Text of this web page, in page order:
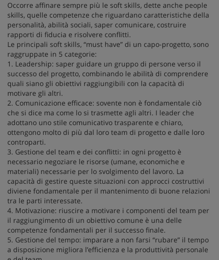
Occorre affinare sempre più le soft skills, dette anche people
skills, quelle competenze che riguardano caratteristiche della
personalità, abilità sociali, saper comunicare, costruire
rapporti di fiducia e risolvere conflitti.
Le principali soft skills, “must have” di un capo-progetto, sono
raggruppate in 5 categorie:
1. Leadership: saper guidare un gruppo di persone verso il
successo del progetto, combinando le abilità di comprendere
quali siano gli obiettivi raggiungibili con la capacità di
motivare gli altri.
2. Comunicazione efficace: sovente non è fondamentale ciò
che si dice ma come lo si trasmette agli altri. I leader che
adottano uno stile comunicativo trasparente e chiaro,
ottengono molto di più dal loro team di progetto e dalle loro
controparti.
3. Gestione del team e dei conflitti: in ogni progetto è
necessario negoziare le risorse (umane, economiche e
materiali) necessarie per lo svolgimento del lavoro. La
capacità di gestire queste situazioni con approcci costruttivi
diviene fondamentale per il mantenimento di buone relazioni
tra le parti interessate.
4. Motivazione: riuscire a motivare i componenti del team per
il raggiungimento di un obiettivo comune è una delle
competenze fondamentali per il successo finale.
5. Gestione del tempo: imparare a non farsi “rubare” il tempo
a disposizione migliora l’efficienza e la produttività personale